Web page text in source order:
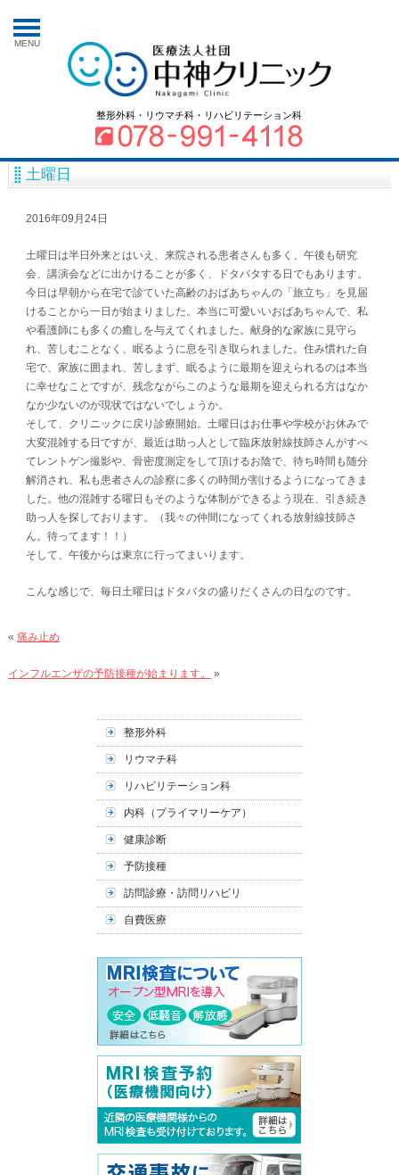
MENU
整形外科・リウマチ科・リハビリテーション科
土曜日
2016年09月24日
土曜日は半日外来とはいえ、来院される患者さんも多く、午後も研究
会、講演会などに出かけることが多く、ドタバタする日でもあります。
今日は早朝から在宅で診ていた高齢のおばあちゃんの「旅立ち」を見届
けることから一日が始まりました。本当に可愛いいおばあちゃんで、私
や看護師にも多くの癒しを与えてくれました。献身的な家族に見守ら
れ、苦しむことなく、眠るように息を引き取られました。住み慣れた自
宅で、家族に囲まれ、苦しまず、眠るように最期を迎えられるのは本当
に幸せなことですが、残念ながらこのような最期を迎えられる方はなか
なか少ないのが現状ではないでしょうか。
そして、クリニックに戻り診療開始。土曜日はお仕事や学校がお休みで
大変混雑する日ですが、最近は助っ人として臨床放射線技師さんがすべ
てレントゲン撮影や、骨密度測定をして頂けるお陰で、待ち時間も随分
解消され、私も患者さんの診察に多くの時間が割けるようになってきま
した。他の混雑する曜日もそのような体制ができるよう現在、引き続き
助っ人を探しております。（我々の仲間になってくれる放射線技師さ
ん。待ってます！！）
そして、午後からは東京に行ってまいります。
こんな感じで、毎日土曜日はドタバタの盛りだくさんの日なのです。
« 痛み止め
インフルエンザの予防接種が始まります。 »
整形外科
リウマチ科
リハビリテーション科
内科（プライマリーケア）
健康診断
予防接種
訪問診療・訪問リハビリ
自費医療